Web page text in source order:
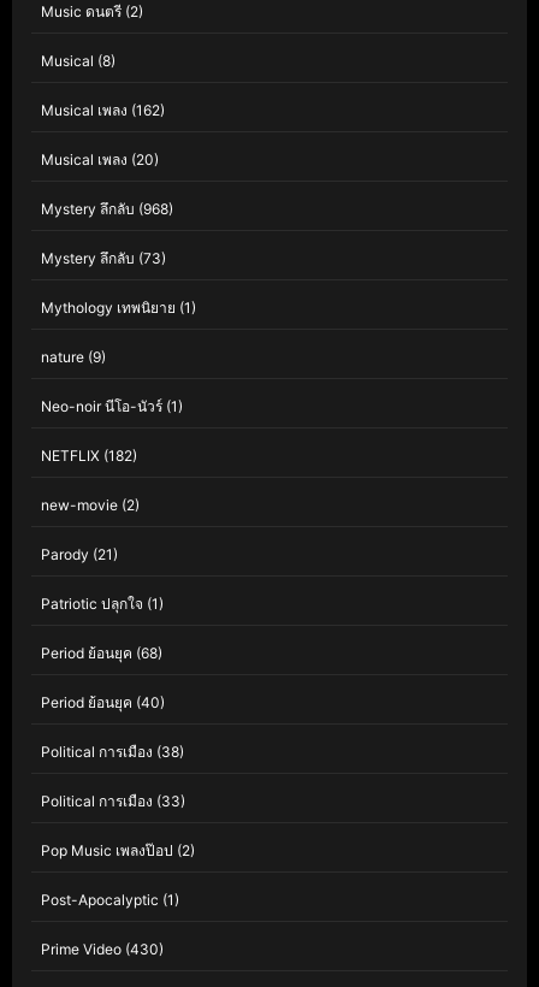
Music ดนตรี (2)
Musical (8)
Musical เพลง (162)
Musical เพลง (20)
Mystery ลึกลับ (968)
Mystery ลึกลับ (73)
Mythology เทพนิยาย (1)
nature (9)
Neo-noir นีโอ-นัวร์ (1)
NETFLIX (182)
new-movie (2)
Parody (21)
Patriotic ปลุกใจ (1)
Period ย้อนยุค (68)
Period ย้อนยุค (40)
Political การเมือง (38)
Political การเมือง (33)
Pop Music เพลงป๊อป (2)
Post-Apocalyptic (1)
Prime Video (430)